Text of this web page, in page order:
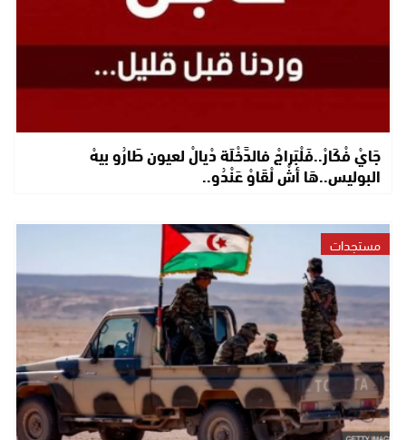
جَايْ فْكَارْ..فَلْبَراجْ فالدَّخْلَة دْيالْ لعيون طَارُو بيهْ
البوليس..هَا أشْ لْقَاوْ عَنْدُو..
مستجدات